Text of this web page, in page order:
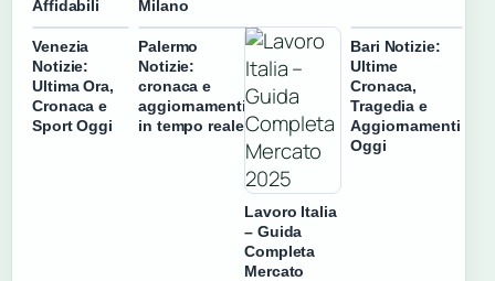
Affidabili
Milano
Venezia
Notizie:
Ultima Ora,
Cronaca e
Sport Oggi
Palermo
Notizie:
cronaca e
aggiornamenti
in tempo reale
Lavoro Italia
– Guida
Completa
Mercato
Bari Notizie:
Ultime
Cronaca,
Tragedia e
Aggiornamenti
Oggi